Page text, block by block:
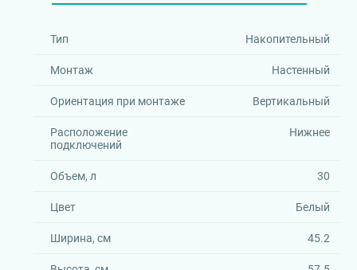
Тип Накопительный
Монтаж Настенный
Ориентация при монтаже Вертикальный
Расположение
подключений
Нижнее
Объем, л 30
Цвет Белый
Ширина, см 45.2